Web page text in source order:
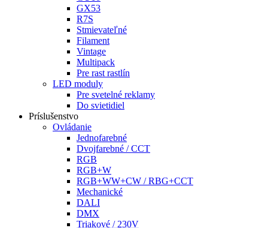
GX53
R7S
Stmievateľné
Filament
Vintage
Multipack
Pre rast rastlín
LED moduly
Pre svetelné reklamy
Do svietidiel
Príslušenstvo
Ovládanie
Jednofarebné
Dvojfarebné / CCT
RGB
RGB+W
RGB+WW+CW / RBG+CCT
Mechanické
DALI
DMX
Triakové / 230V